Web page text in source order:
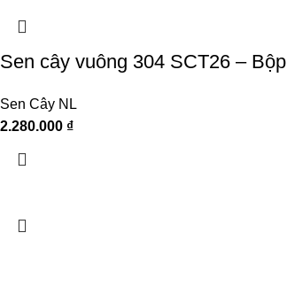
Sen cây vuông 304 SCT26 – Bộp
Sen Cây NL
2.280.000 ₫